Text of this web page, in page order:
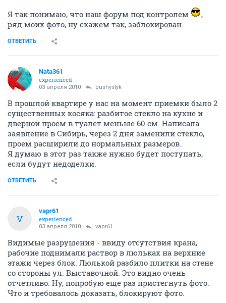
Я так понимаю, что наш форум под контролем
,
ряд моих фото, ну скажем так, заблокирован.
ОТВЕТИТЬ
Nata361
experienced
03 апреля 2010 pushystyk
В прошлой квартире у нас на момент приемки было 2
существенных косяка: разбитое стекло на кухне и
дверной проем в туалет меньше 60 см. Написала
заявление в Сибирь, через 2 дня заменили стекло,
проем расширили до нормальных размеров.
Я думаю в этот раз также нужно будет поступать,
если будут недоделки.
ОТВЕТИТЬ
V
vapr61
experienced
03 апреля 2010 vapr61
Видимые разрушения - ввиду отсутствия крана,
рабочие поднимали раствор в люльках на верхние
этажи через блок. Люлькой разбило плитки на стене
со стороны ул. Выставочной. Это видно очень
отчетливо. Ну, попробую еще раз пристегнуть фото.
Что и требовалось доказать, блокируют фото.